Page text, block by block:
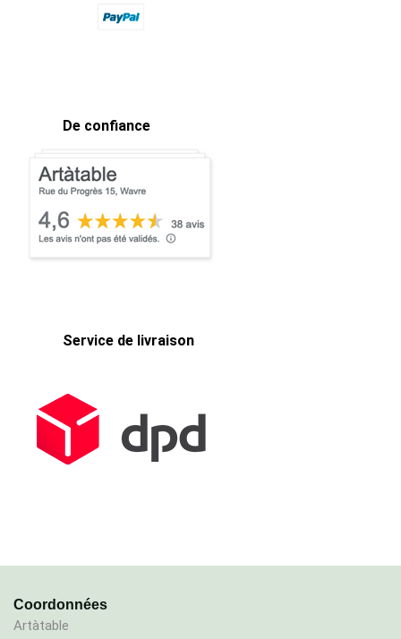
De confiance
Service de livraison
Coordonnées
Artàtable